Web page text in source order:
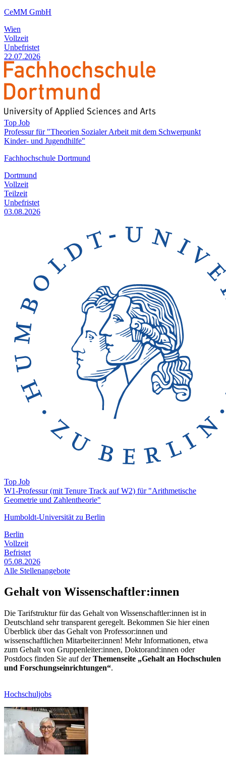
CeMM GmbH
Wien
Vollzeit
Unbefristet
22.07.2026
Top Job
Professur für "Theorien Sozialer Arbeit mit dem Schwerpunkt
Kinder- und Jugendhilfe"
Fachhochschule Dortmund
Dortmund
Vollzeit
Teilzeit
Unbefristet
03.08.2026
Top Job
W1-Professur (mit Tenure Track auf W2) für "Arithmetische
Geometrie und Zahlentheorie"
Humboldt-Universität zu Berlin
Berlin
Vollzeit
Befristet
05.08.2026
Alle Stellenangebote
Gehalt von Wissenschaftler:innen
Die Tarifstruktur für das Gehalt von Wissenschaftler:innen ist in
Deutschland sehr transparent geregelt. Bekommen Sie hier einen
Überblick über das Gehalt von Professor:innen und
wissenschaftlichen Mitarbeiter:innen! Mehr Informationen, etwa
zum Gehalt von Gruppenleiter:innen, Doktorand:innen oder
Postdocs finden Sie auf derThemenseite „Gehalt an Hochschulen
und Forschungseinrichtungen“.
Hochschuljobs